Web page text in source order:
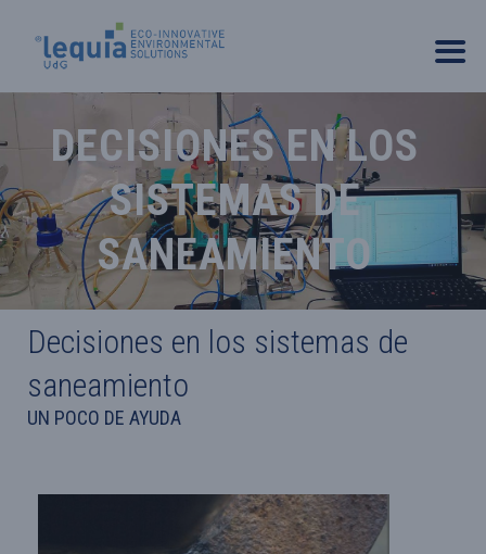
DECISIONES EN LOS
SISTEMAS DE
SANEAMIENTO
Decisiones en los sistemas de
saneamiento
UN POCO DE AYUDA